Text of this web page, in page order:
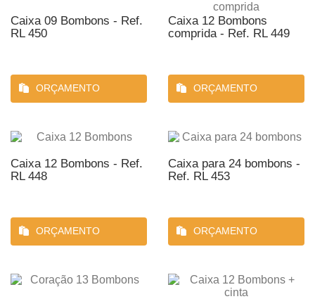
Caixa 09 Bombons - Ref.
RL 450
ORÇAMENTO
Caixa 12 Bombons
comprida - Ref. RL 449
ORÇAMENTO
Caixa 12 Bombons - Ref.
RL 448
ORÇAMENTO
Caixa para 24 bombons -
Ref. RL 453
ORÇAMENTO